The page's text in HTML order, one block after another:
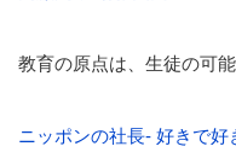
教育の原点は、生徒の可
ニッポンの社長- 好きで